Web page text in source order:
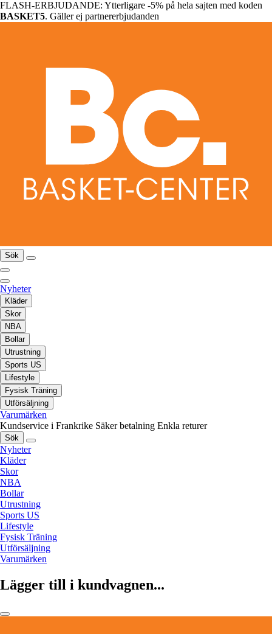
FLASH-ERBJUDANDE: Ytterligare -5% på hela sajten med koden
BASKET5. Gäller ej partnererbjudanden
Sök
Nyheter
Kläder
Skor
NBA
Bollar
Utrustning
Sports US
Lifestyle
Fysisk Träning
Utförsäljning
Varumärken
Kundservice i Frankrike Säker betalning Enkla returer
Sök
Nyheter
Kläder
Skor
NBA
Bollar
Utrustning
Sports US
Lifestyle
Fysisk Träning
Utförsäljning
Varumärken
Lägger till i kundvagnen...